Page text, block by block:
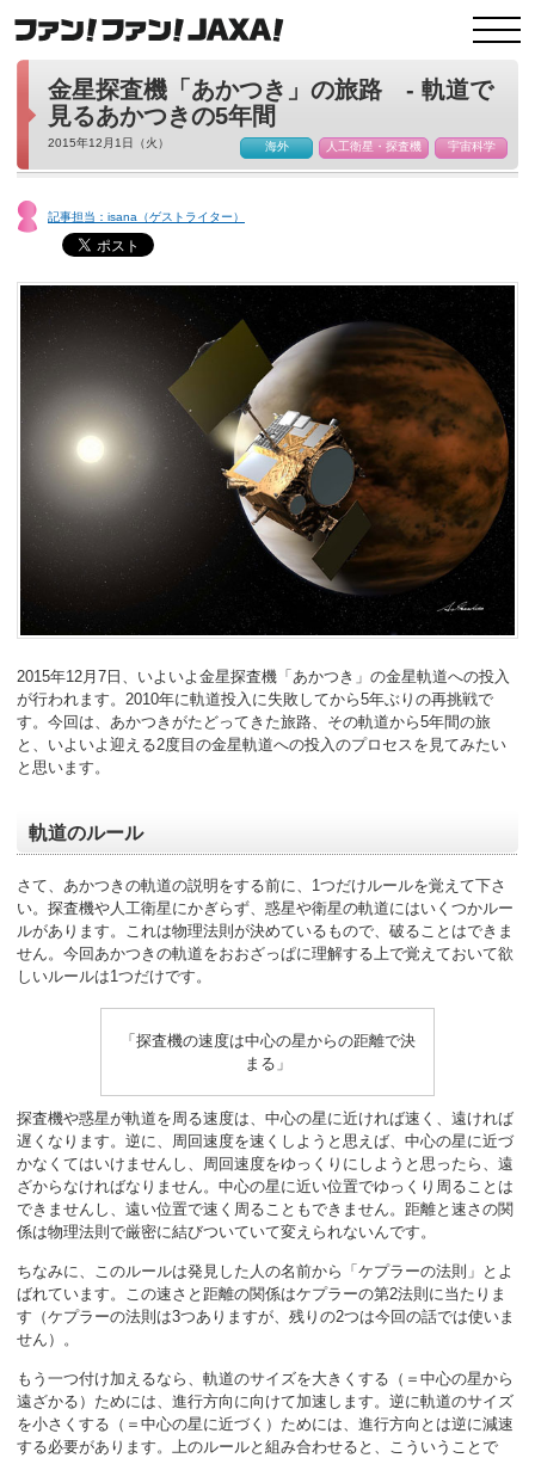
金星探査機「あかつき」の旅路 - 軌道で
見るあかつきの5年間
2015年12月1日（火） 海外 人工衛星・探査機 宇宙科学
記事担当：isana（ゲストライター）
2015年12月7日、いよいよ金星探査機「あかつき」の金星軌道への投入
が行われます。2010年に軌道投入に失敗してから5年ぶりの再挑戦で
す。今回は、あかつきがたどってきた旅路、その軌道から5年間の旅
と、いよいよ迎える2度目の金星軌道への投入のプロセスを見てみたい
と思います。
軌道のルール
さて、あかつきの軌道の説明をする前に、1つだけルールを覚えて下さ
い。探査機や人工衛星にかぎらず、惑星や衛星の軌道にはいくつかルー
ルがあります。これは物理法則が決めているもので、破ることはできま
せん。今回あかつきの軌道をおおざっぱに理解する上で覚えておいて欲
しいルールは1つだけです。
「探査機の速度は中心の星からの距離で決
まる」
探査機や惑星が軌道を周る速度は、中心の星に近ければ速く、遠ければ
遅くなります。逆に、周回速度を速くしようと思えば、中心の星に近づ
かなくてはいけませんし、周回速度をゆっくりにしようと思ったら、遠
ざからなければなりません。中心の星に近い位置でゆっくり周ることは
できませんし、遠い位置で速く周ることもできません。距離と速さの関
係は物理法則で厳密に結びついていて変えられないんです。
ちなみに、このルールは発見した人の名前から「ケプラーの法則」とよ
ばれています。この速さと距離の関係はケプラーの第2法則に当たりま
す（ケプラーの法則は3つありますが、残りの2つは今回の話では使いま
せん）。
もう一つ付け加えるなら、軌道のサイズを大きくする（＝中心の星から
遠ざかる）ためには、進行方向に向けて加速します。逆に軌道のサイズ
を小さくする（＝中心の星に近づく）ためには、進行方向とは逆に減速
する必要があります。上のルールと組み合わせると、こういうことで